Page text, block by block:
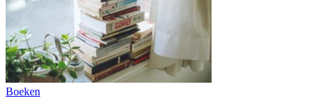
Boeken